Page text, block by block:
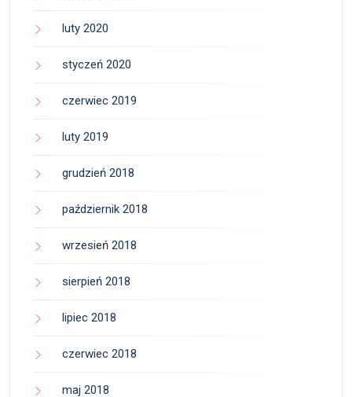
luty 2020
styczeń 2020
czerwiec 2019
luty 2019
grudzień 2018
październik 2018
wrzesień 2018
sierpień 2018
lipiec 2018
czerwiec 2018
maj 2018